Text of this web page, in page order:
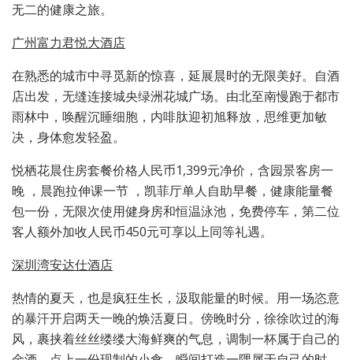
无二的健康之旅。
广州富力君悦大酒店
在熟悉的城市中寻觅新的惊喜，延展晨时的无限美好。自酒
店出发，无缝连接城央绿洲花城广场。由北至南慢跑于都市
雨林中，唤醒沉睡细胞，内啡肽迎初旭释放，思维更加敏
决，身体愈发轻盈。
悦栖花晨住房套餐价格人民币1,399元净价，含园景客房一
晚 ，晨跑拉伸课一节 ，凯菲厅单人自助早餐，健康能量餐
包一份，无限次使用健身房和恒温泳池，免费停车，第二位
客人额外加收人民币450元可享以上同等礼遇。
深圳湾安达仕酒店
热情的夏天，也是疯狂生长，汲取能量的时候。用一场恣意
的暴汗开启两天一晚的焕活夏日。傍晚时分，徐徐吹过的海
风，裹挟着丝丝缕缕大海鲜爽的气息，调制一杯属于自己的